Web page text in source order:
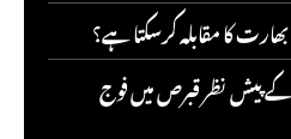
بھارت کا مقابلہ کرسکتا ہے؟
کے پیش نظر قبرص میں فوج